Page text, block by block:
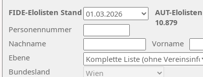
Nachname
Vorname
Ebene
Personennummer
Bundesland
AUT-
10.879
FIDE-Elolisten Stand